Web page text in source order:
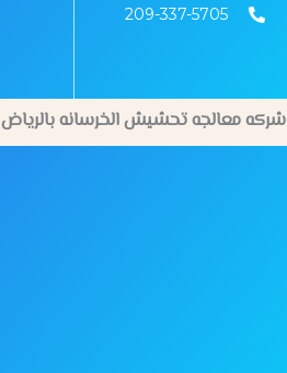
209-337-5705
شركه معالجه تحشيش الخرسانه بالرياض